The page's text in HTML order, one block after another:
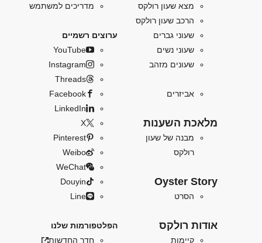
מצא שעון רולקס
הרכב שעון רולקס
שעוני גברים
שעוני נשים
שעונים מזהב
אביזרים
מלאכת השענות
מבנה של שעון
רולקס
Oyster Story
הסרט
אודות רולקס
קיימות
מדריכים למשתמש
ערוצים רשמיים
YouTube
Instagram
Threads
Facebook
LinkedIn
X
Pinterest
Weibo
WeChat
Douyin
Line
הפלטפורמות שלנו
חדר החדשות